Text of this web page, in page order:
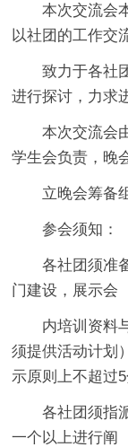
本次交流会
以社团的工作交
致力于各社
进行探讨，力求
本次交流会
学生会负责，晚
立晚会筹备
参会须知：
各社团须准
门建设，展示会
内培训资料
须提供活动计划
示原则上不超过5
各社团须指
一个以上进行阐